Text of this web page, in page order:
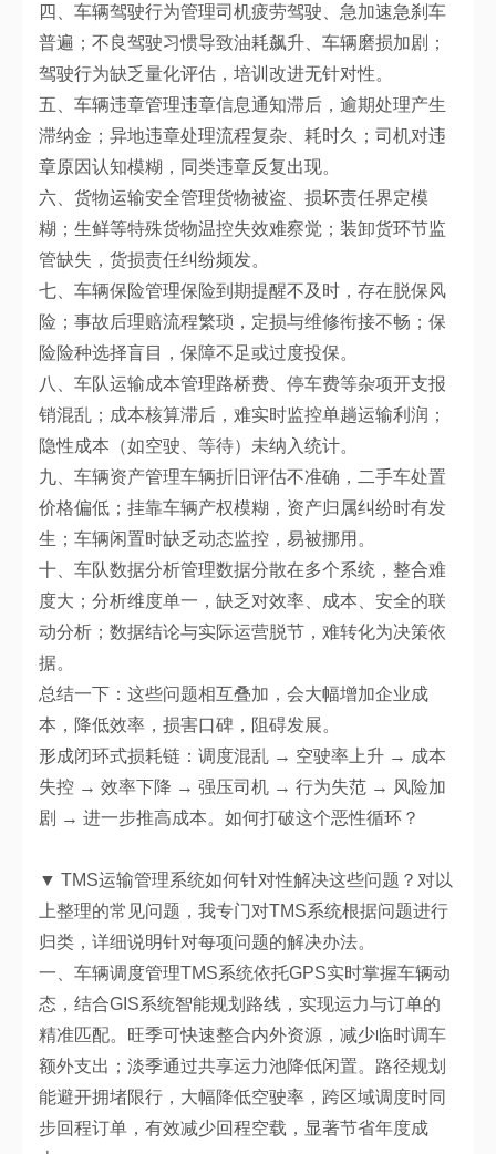
四、车辆驾驶行为管理司机疲劳驾驶、急加速急刹车
普遍；不良驾驶习惯导致油耗飙升、车辆磨损加剧；
驾驶行为缺乏量化评估，培训改进无针对性。
五、车辆违章管理违章信息通知滞后，逾期处理产生
滞纳金；异地违章处理流程复杂、耗时久；司机对违
章原因认知模糊，同类违章反复出现。
六、货物运输安全管理货物被盗、损坏责任界定模
糊；生鲜等特殊货物温控失效难察觉；装卸货环节监
管缺失，货损责任纠纷频发。
七、车辆保险管理保险到期提醒不及时，存在脱保风
险；事故后理赔流程繁琐，定损与维修衔接不畅；保
险险种选择盲目，保障不足或过度投保。
八、车队运输成本管理路桥费、停车费等杂项开支报
销混乱；成本核算滞后，难实时监控单趟运输利润；
隐性成本（如空驶、等待）未纳入统计。
九、车辆资产管理车辆折旧评估不准确，二手车处置
价格偏低；挂靠车辆产权模糊，资产归属纠纷时有发
生；车辆闲置时缺乏动态监控，易被挪用。
十、车队数据分析管理数据分散在多个系统，整合难
度大；分析维度单一，缺乏对效率、成本、安全的联
动分析；数据结论与实际运营脱节，难转化为决策依
据。
总结一下：这些问题相互叠加，会大幅增加企业成
本，降低效率，损害口碑，阻碍发展。
形成闭环式损耗链：调度混乱 → 空驶率上升 → 成本
失控 → 效率下降 → 强压司机 → 行为失范 → 风险加
剧 → 进一步推高成本。如何打破这个恶性循环？
▼ TMS运输管理系统如何针对性解决这些问题？对以
上整理的常见问题，我专门对TMS系统根据问题进行
归类，详细说明针对每项问题的解决办法。
一、车辆调度管理TMS系统依托GPS实时掌握车辆动
态，结合GIS系统智能规划路线，实现运力与订单的
精准匹配。旺季可快速整合内外资源，减少临时调车
额外支出；淡季通过共享运力池降低闲置。路径规划
能避开拥堵限行，大幅降低空驶率，跨区域调度时同
步回程订单，有效减少回程空载，显著节省年度成